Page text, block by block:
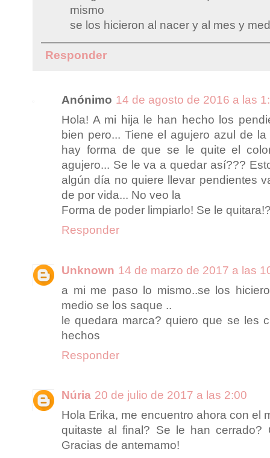
mismo
se los hicieron al nacer y al mes y
Responder
Anónimo 14 de agosto de 2016 a las
Hola! A mi hija le han hecho los
bien pero... Tiene el agujero azul de
hay forma de que se le quite el
agujero... Se le va a quedar así???
algún día no quiere llevar pendientes
de por vida... No veo la
Forma de poder limpiarlo! Se le
Responder
Unknown 14 de marzo de 2017 a las
a mi me paso lo mismo..se los
medio se los saque ..
le quedara marca? quiero que se les
hechos
Responder
Núria 20 de julio de 2017 a las 2:00
Hola Erika, me encuentro ahora con el
quitaste al final? Se le han cerrado?
Gracias de antemamo!